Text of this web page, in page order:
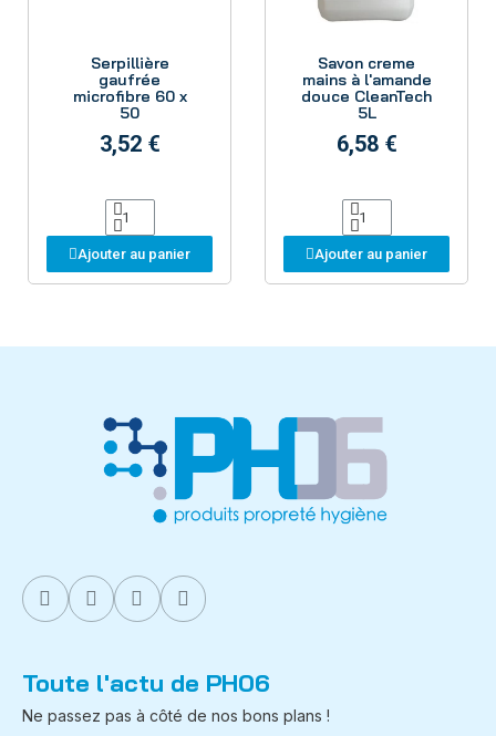
Serpillière
gaufrée
microfibre 60 x
50
3,52 €
Ajouter au panier
Savon creme
mains à l'amande
douce CleanTech
5L
6,58 €
Ajouter au panier
Toute l'actu de PH06
Ne passez pas à côté de nos bons plans !